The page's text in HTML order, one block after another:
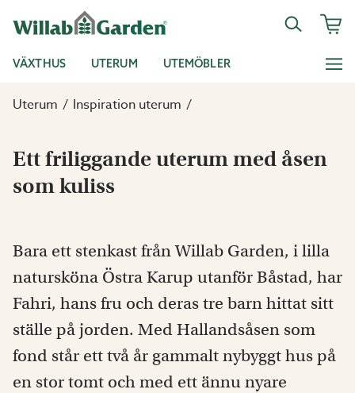
VÄXTHUS UTERUM UTEMÖBLER
Uterum Inspiration uterum
Ett friliggande uterum med åsen
som kuliss
Bara ett stenkast från Willab Garden, i lilla
natursköna Östra Karup utanför Båstad, har
Fahri, hans fru och deras tre barn hittat sitt
ställe på jorden. Med Hallandsåsen som
fond står ett två år gammalt nybyggt hus på
en stor tomt och med ett ännu nyare